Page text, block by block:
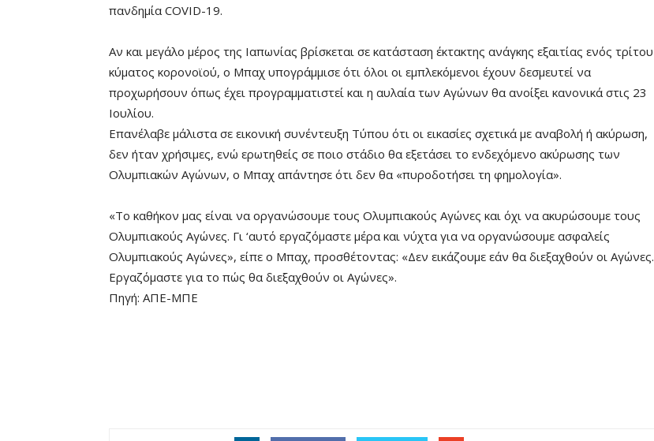
πανδημία COVID-19.
Αν και μεγάλο μέρος της Ιαπωνίας βρίσκεται σε κατάσταση έκτακτης ανάγκης εξαιτίας ενός τρίτου
κύματος κορονοϊού, ο Μπαχ υπογράμμισε ότι όλοι οι εμπλεκόμενοι έχουν δεσμευτεί να
προχωρήσουν όπως έχει προγραμματιστεί και η αυλαία των Αγώνων θα ανοίξει κανονικά στις 23
Ιουλίου.
Επανέλαβε μάλιστα σε εικονική συνέντευξη Τύπου ότι οι εικασίες σχετικά με αναβολή ή ακύρωση,
δεν ήταν χρήσιμες, ενώ ερωτηθείς σε ποιο στάδιο θα εξετάσει το ενδεχόμενο ακύρωσης των
Ολυμπιακών Αγώνων, ο Μπαχ απάντησε ότι δεν θα «πυροδοτήσει τη φημολογία».
«Το καθήκον μας είναι να οργανώσουμε τους Ολυμπιακούς Αγώνες και όχι να ακυρώσουμε τους
Ολυμπιακούς Αγώνες. Γι ‘αυτό εργαζόμαστε μέρα και νύχτα για να οργανώσουμε ασφαλείς
Ολυμπιακούς Αγώνες», είπε ο Μπαχ, προσθέτοντας: «Δεν εικάζουμε εάν θα διεξαχθούν οι Αγώνες.
Εργαζόμαστε για το πώς θα διεξαχθούν οι Αγώνες».
Πηγή: ΑΠΕ-ΜΠΕ